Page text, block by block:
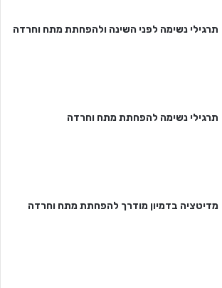
תרגילי נשימה לפני השינה ולהפחתת מתח וחרדה
תרגילי נשימה להפחתת מתח וחרדה
מדיטציה בדמיון מודרך להפחתת מתח וחרדה